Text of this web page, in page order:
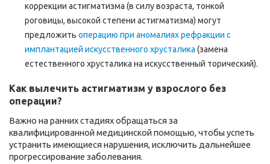
коррекции астигматизма (в силу возраста, тонкой
роговицы, высокой степени астигматизма) могут
предложить операцию при аномалиях рефракции с
имплантацией искусственного хрусталика (замена
естественного хрусталика на искусственный торический).
Как вылечить астигматизм у взрослого без
операции?
Важно на ранних стадиях обращаться за
квалифицированной медицинской помощью, чтобы успеть
устранить имеющиеся нарушения, исключить дальнейшее
прогрессирование заболевания.